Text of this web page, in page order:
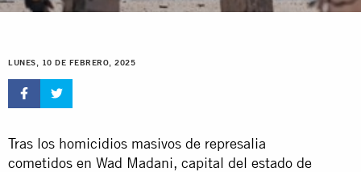
LUNES, 10 DE FEBRERO, 2025
Tras los homicidios masivos de represalia
cometidos en Wad Madani, capital del estado de